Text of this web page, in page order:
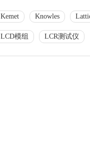
Kemet Knowles
LCD模组 LCR测试仪